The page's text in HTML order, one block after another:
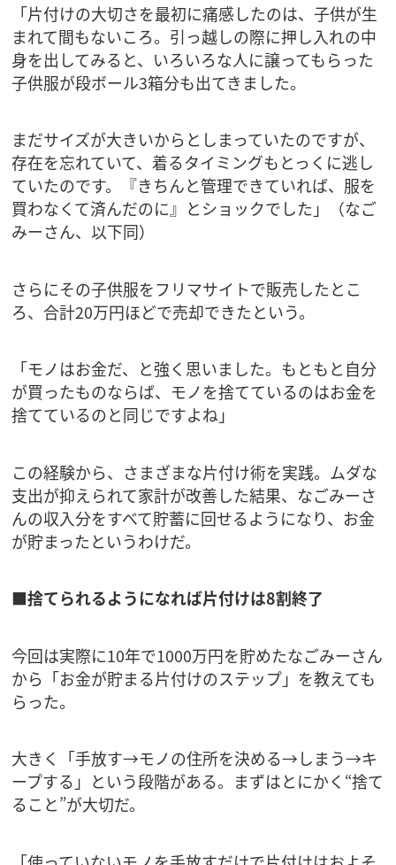
「片付けの大切さを最初に痛感したのは、子供が生
まれて間もないころ。引っ越しの際に押し入れの中
身を出してみると、いろいろな人に譲ってもらった
子供服が段ボール3箱分も出てきました。
まだサイズが大きいからとしまっていたのですが、
存在を忘れていて、着るタイミングもとっくに逃し
ていたのです。『きちんと管理できていれば、服を
買わなくて済んだのに』とショックでした」（なご
みーさん、以下同）
さらにその子供服をフリマサイトで販売したとこ
ろ、合計20万円ほどで売却できたという。
「モノはお金だ、と強く思いました。もともと自分
が買ったものならば、モノを捨てているのはお金を
捨てているのと同じですよね」
この経験から、さまざまな片付け術を実践。ムダな
支出が抑えられて家計が改善した結果、なごみーさ
んの収入分をすべて貯蓄に回せるようになり、お金
が貯まったというわけだ。
■捨てられるようになれば片付けは8割終了
今回は実際に10年で1000万円を貯めたなごみーさん
から「お金が貯まる片付けのステップ」を教えても
らった。
大きく「手放す→モノの住所を決める→しまう→キ
ープする」という段階がある。まずはとにかく“捨て
ること”が大切だ。